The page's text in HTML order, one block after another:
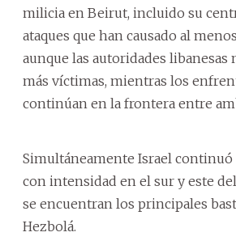
milicia en Beirut, incluido su
ataques que han causado al
aunque las autoridades libanesas
más víctimas, mientras los
continúan en la frontera entre
Simultáneamente Israel continuó
con intensidad en el sur y este
se encuentran los principales
Hezbolá.